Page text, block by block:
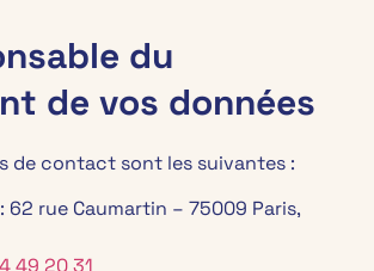
du
de vos données
de contact sont les suivantes :
62 rue Caumartin – 75009 Paris,
49 20 31